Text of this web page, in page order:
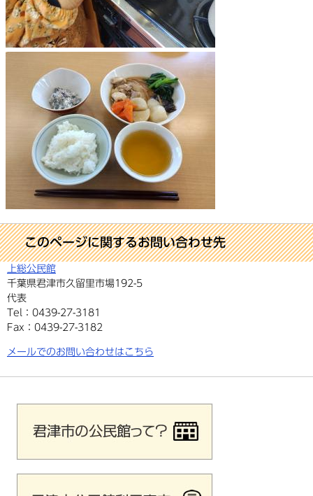
このページに関するお問い合わせ先
上総公民館
代表
千葉県君津市久留里市場192-5
Tel：0439-27-3181
Fax：0439-27-3182
メールでのお問い合わせはこちら